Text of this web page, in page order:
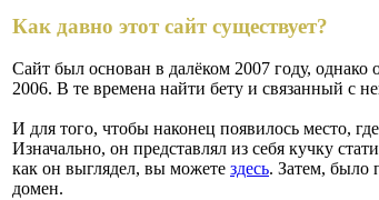
Как давно этот сайт существует?
Сайт был основан в далёком 2007 году,
2006. В те времена найти бету и связанный с
И для того, чтобы наконец появилось место,
Изначально, он представлял из себя кучку
как он выглядел, вы можете здесь. Затем, было
домен.